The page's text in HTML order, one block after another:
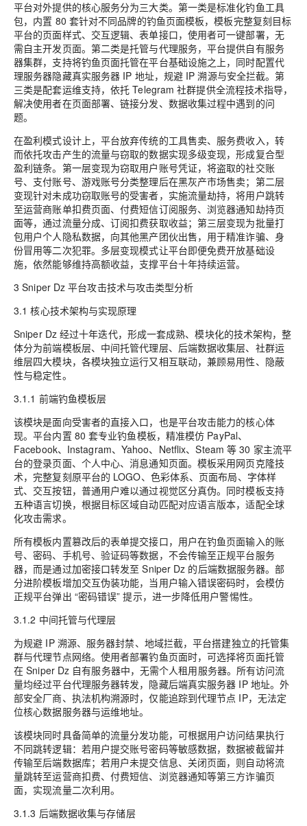
平台对外提供的核心服务分为三大类。第一类是标准化钓鱼工具
包，内置 80 套针对不同品牌的钓鱼页面模板，模板完整复刻目标
平台的页面样式、交互逻辑、表单接口，使用者可一键部署，无
需自主开发页面。第二类是托管与代理服务，平台提供自有服务
器集群，支持将钓鱼页面托管在平台基础设施之上，同时配置代
理服务器隐藏真实服务器 IP 地址，规避 IP 溯源与安全拦截。第
三类是配套运维支持，依托 Telegram 社群提供全流程技术指导，
解决使用者在页面部署、链接分发、数据收集过程中遇到的问
题。
在盈利模式设计上，平台放弃传统的工具售卖、服务费收入，转
而依托攻击产生的流量与窃取的数据实现多级变现，形成复合型
盈利链条。第一层变现为窃取用户账号凭证，将盗取的社交账
号、支付账号、游戏账号分类整理后在黑灰产市场售卖；第二层
变现针对未成功窃取账号的受害者，实施流量劫持，将用户跳转
至运营商账单扣费页面、付费短信订阅服务、浏览器通知劫持页
面等，通过流量分成、订阅扣费获取收益；第三层变现为批量打
包用户个人隐私数据，向其他黑产团伙出售，用于精准诈骗、身
份冒用等二次犯罪。多层变现模式让平台即便免费开放基础设
施，依然能够维持高额收益，支撑平台十年持续运营。
3 Sniper Dz 平台攻击技术与攻击类型分析
3.1 核心技术架构与实现原理
Sniper Dz 经过十年迭代，形成一套成熟、模块化的技术架构，整
体分为前端模板层、中间托管代理层、后端数据收集层、社群运
维层四大模块，各模块独立运行又相互联动，兼顾易用性、隐蔽
性与稳定性。
3.1.1 前端钓鱼模板层
该模块是面向受害者的直接入口，也是平台攻击能力的核心体
现。平台内置 80 套专业钓鱼模板，精准模仿 PayPal、
Facebook、Instagram、Yahoo、Netflix、Steam 等 30 家主流平
台的登录页面、个人中心、消息通知页面。模板采用网页克隆技
术，完整复刻原平台的 LOGO、色彩体系、页面布局、字体样
式、交互按钮，普通用户难以通过视觉区分真伪。同时模板支持
五种语言切换，根据目标区域自动匹配对应语言版本，适配全球
化攻击需求。
所有模板内置篡改后的表单提交接口，用户在钓鱼页面输入的账
号、密码、手机号、验证码等数据，不会传输至正规平台服务
器，而是通过加密接口转发至 Sniper Dz 的后端数据服务器。部
分进阶模板增加交互伪装功能，当用户输入错误密码时，会模仿
正规平台弹出 “密码错误” 提示，进一步降低用户警惕性。
3.1.2 中间托管与代理层
为规避 IP 溯源、服务器封禁、地域拦截，平台搭建独立的托管集
群与代理节点网络。使用者部署钓鱼页面时，可选择将页面托管
在 Sniper Dz 自有服务器中，无需个人租用服务器。所有访问流
量均经过平台代理服务器转发，隐藏后端真实服务器 IP 地址。外
部安全厂商、执法机构溯源时，仅能追踪到代理节点 IP，无法定
位核心数据服务器与运维地址。
该模块同时具备简单的流量分发功能，可根据用户访问结果执行
不同跳转逻辑：若用户提交账号密码等敏感数据，数据被截留并
传输至后端数据库；若用户未提交信息、关闭页面，则自动将流
量跳转至运营商扣费、付费短信、浏览器通知等第三方诈骗页
面，实现流量二次利用。
3.1.3 后端数据收集与存储层